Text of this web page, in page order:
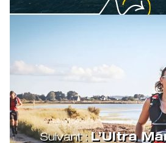
Suivant :L’Ultra